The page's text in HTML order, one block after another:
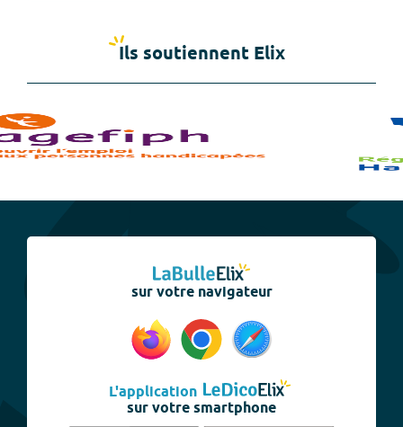
Ils soutiennent Elix
sur votre navigateur
L'application
sur votre smartphone